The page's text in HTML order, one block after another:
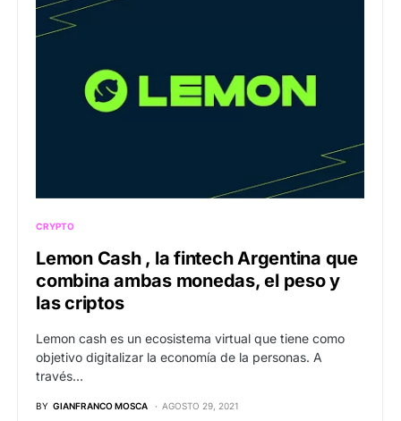
CRYPTO
Lemon Cash , la fintech Argentina que
combina ambas monedas, el peso y
las criptos
Lemon cash es un ecosistema virtual que tiene como
objetivo digitalizar la economía de la personas. A
través…
BY GIANFRANCO MOSCA AGOSTO 29, 2021